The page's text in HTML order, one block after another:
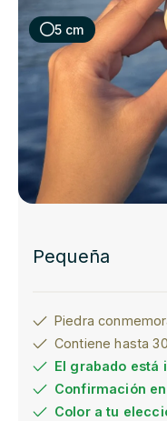
5 cm
Pequeña
Piedra
Contiene hasta
El grabado está
Confirmación
Color a tu